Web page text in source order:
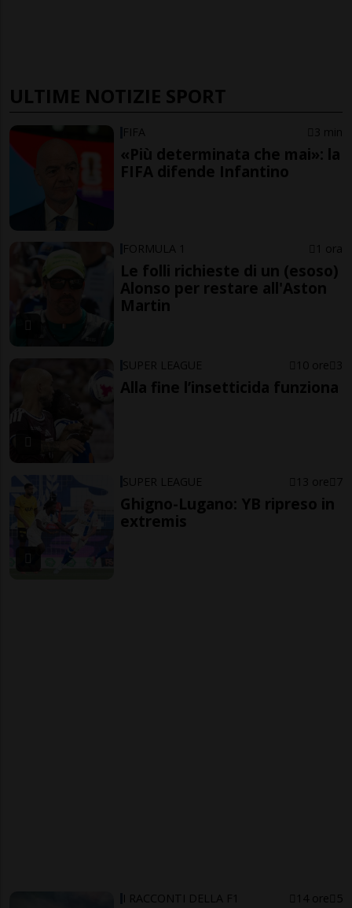
ULTIME NOTIZIE SPORT
FIFA 3 min
«Più determinata che mai»: la
FIFA difende Infantino
FORMULA 1 1 ora
Le folli richieste di un (esoso)
Alonso per restare all'Aston
Martin
SUPER LEAGUE 10 ore 3
Alla fine l’insetticida funziona
SUPER LEAGUE 13 ore 7
Ghigno-Lugano: YB ripreso in
extremis
I RACCONTI DELLA F1 14 ore 5